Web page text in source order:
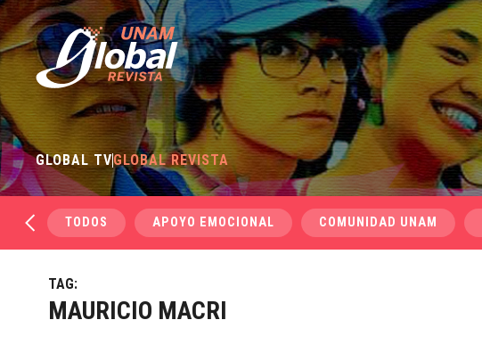
GLOBAL TVGLOBAL REVISTA
TODOS APOYO EMOCIONAL COMUNIDAD UNAM
TAG:
MAURICIO MACRI